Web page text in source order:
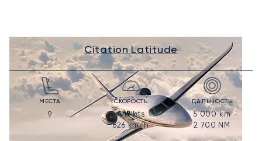
Citation Latitude
МЕСТА
9
СКОРОСТЬ
446kts
826km/h
ДАЛЬНОСТЬ
5 000km
2 700 NM